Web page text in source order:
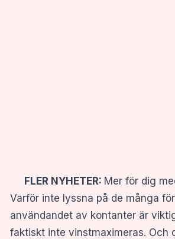
FLER NYHETER: Mer för dig
Varför inte lyssna på de många
användandet av kontanter är
faktiskt inte vinstmaximeras. Och